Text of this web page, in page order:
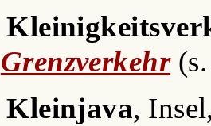
Grenzverkehr(s.
Kleinjava,